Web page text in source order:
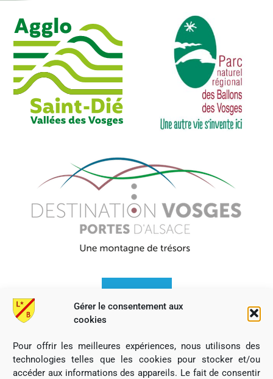
Gérer le consentement aux
cookies
Pour offrir les meilleures expériences, nous utilisons des
technologies telles que les cookies pour stocker et/ou
accéder aux informations des appareils. Le fait de consentir